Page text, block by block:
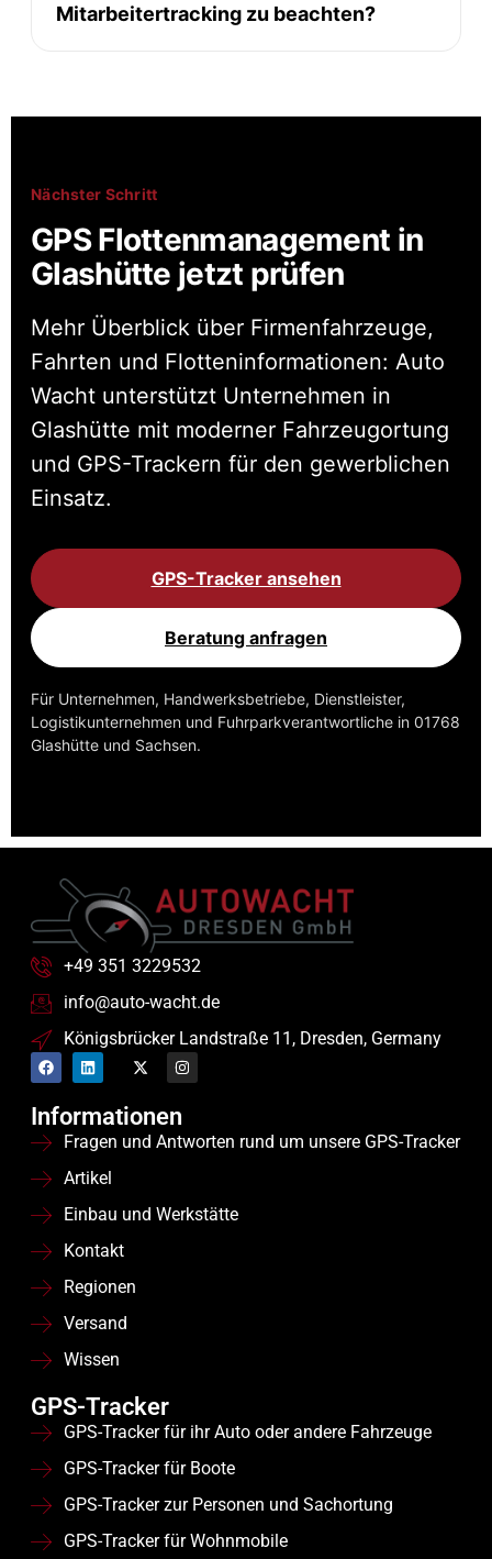
Mitarbeitertracking zu beachten?
Nächster Schritt
GPS Flottenmanagement in
Glashütte jetzt prüfen
Mehr Überblick über Firmenfahrzeuge,
Fahrten und Flotteninformationen: Auto
Wacht unterstützt Unternehmen in
Glashütte mit moderner Fahrzeugortung
und GPS-Trackern für den gewerblichen
Einsatz.
GPS-Tracker ansehen
Beratung anfragen
Für Unternehmen, Handwerksbetriebe, Dienstleister,
Logistikunternehmen und Fuhrparkverantwortliche in 01768
Glashütte und Sachsen.
+49 351 3229532
info@auto-wacht.de
Königsbrücker Landstraße 11, Dresden, Germany
Informationen
Fragen und Antworten rund um unsere GPS-Tracker
Artikel
Einbau und Werkstätte
Kontakt
Regionen
Versand
Wissen
GPS-Tracker
GPS-Tracker für ihr Auto oder andere Fahrzeuge
GPS-Tracker für Boote
GPS-Tracker zur Personen und Sachortung
GPS-Tracker für Wohnmobile